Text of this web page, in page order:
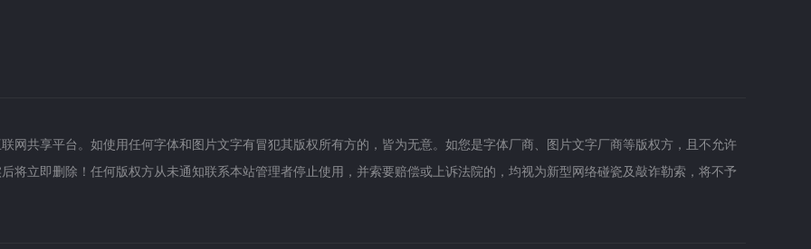
网共享平台。如使用任何字体和图片文字有冒犯其版权所有方的，皆为无意。如您是字体厂商、图片文字厂商等版权方，且不允许
将立即删除！任何版权方从未通知联系本站管理者停止使用，并索要赔偿或上诉法院的，均视为新型网络碰瓷及敲诈勒索，将不予